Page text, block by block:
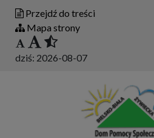
Przejdź do treści
Mapa strony
dziś: 2026-08-07